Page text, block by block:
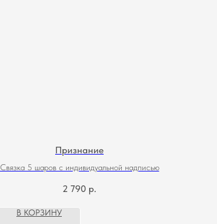
Признание
Связка 5 шаров с индивидуальной надписью
2 790 р.
В КОРЗИНУ